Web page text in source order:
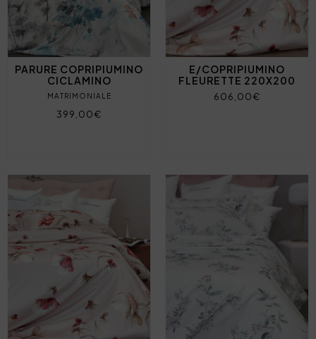
PARURE COPRIPIUMINO
CICLAMINO
MATRIMONIALE
399,00€
E/COPRIPIUMINO
FLEURETTE 220X200
606,00€